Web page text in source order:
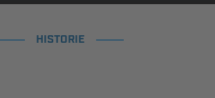
HISTORIE